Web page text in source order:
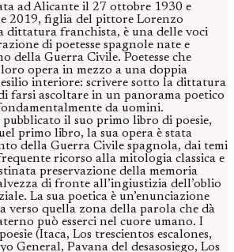
ad Alicante il 27 ottobre 1930 e
2019, figlia del pittore Lorenzo
dittatura franchista, è una delle voci
di poetesse spagnole nate e
della Guerra Civile. Poetesse che
opera in mezzo a una doppia
interiore: scrivere sotto la dittatura
farsi ascoltare in un panorama poetico
da uomini.
il suo primo libro di poesie,
primo libro, la sua opera è stata
della Guerra Civile spagnola, dai temi
ricorso alla mitologia classica e
preservazione della memoria
di fronte all’ingiustizia dell’oblio
La sua poetica è un’enunciazione
verso quella zona della parola che dà
può esserci nel cuore umano. I
(Itaca, Los trescientos escalones,
General, Pavana del desasosiego, Los